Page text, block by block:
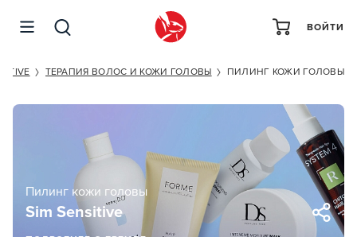
ВОЙТИ
ТЕРАПИЯ ВОЛОС И КОЖИ ГОЛОВЫ ПИЛИНГ КОЖИ ГОЛОВЫ
Sim Sensitive
Пилинг кожи головы